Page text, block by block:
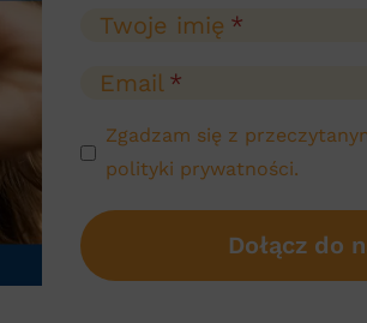
Twoje imię
Email
Zgadzam się z
polityki prywatności.